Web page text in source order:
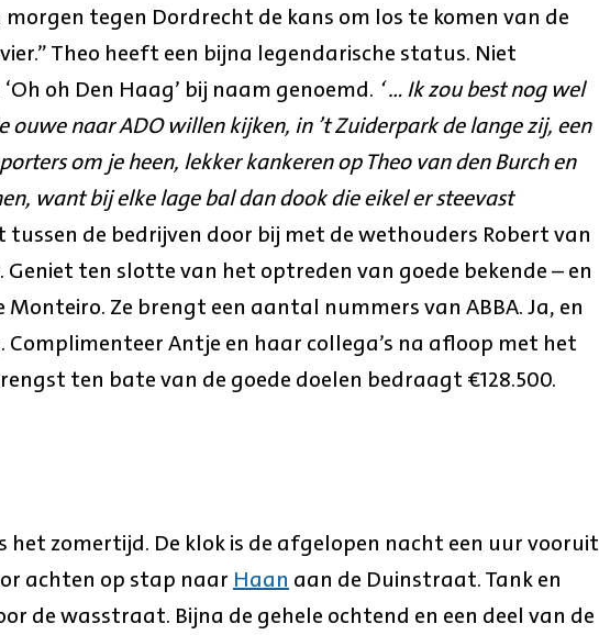
morgen tegen Dordrecht de kans om los te komen van de
Theo heeft een bijna legendarische status. Niet
oh Den Haag’ bij naam genoemd. ‘ … Ik zou best nog wel
ouwe naar ADO willen kijken, in ’t Zuiderpark de lange zij, een
om je heen, lekker kankeren op Theo van den Burch en
want bij elke lage bal dan dook die eikel er steevast
tussen de bedrijven door bij met de wethouders Robert van
Geniet ten slotte van het optreden van goede bekende – en
Ze brengt een aantal nummers van ABBA. Ja, en
Complimenteer Antje en haar collega’s na afloop met het
ten bate van de goede doelen bedraagt €128.500.
het zomertijd. De klok is de afgelopen nacht een uur vooruit
achten op stap naar Haan aan de Duinstraat. Tank en
de wasstraat. Bijna de gehele ochtend en een deel van de